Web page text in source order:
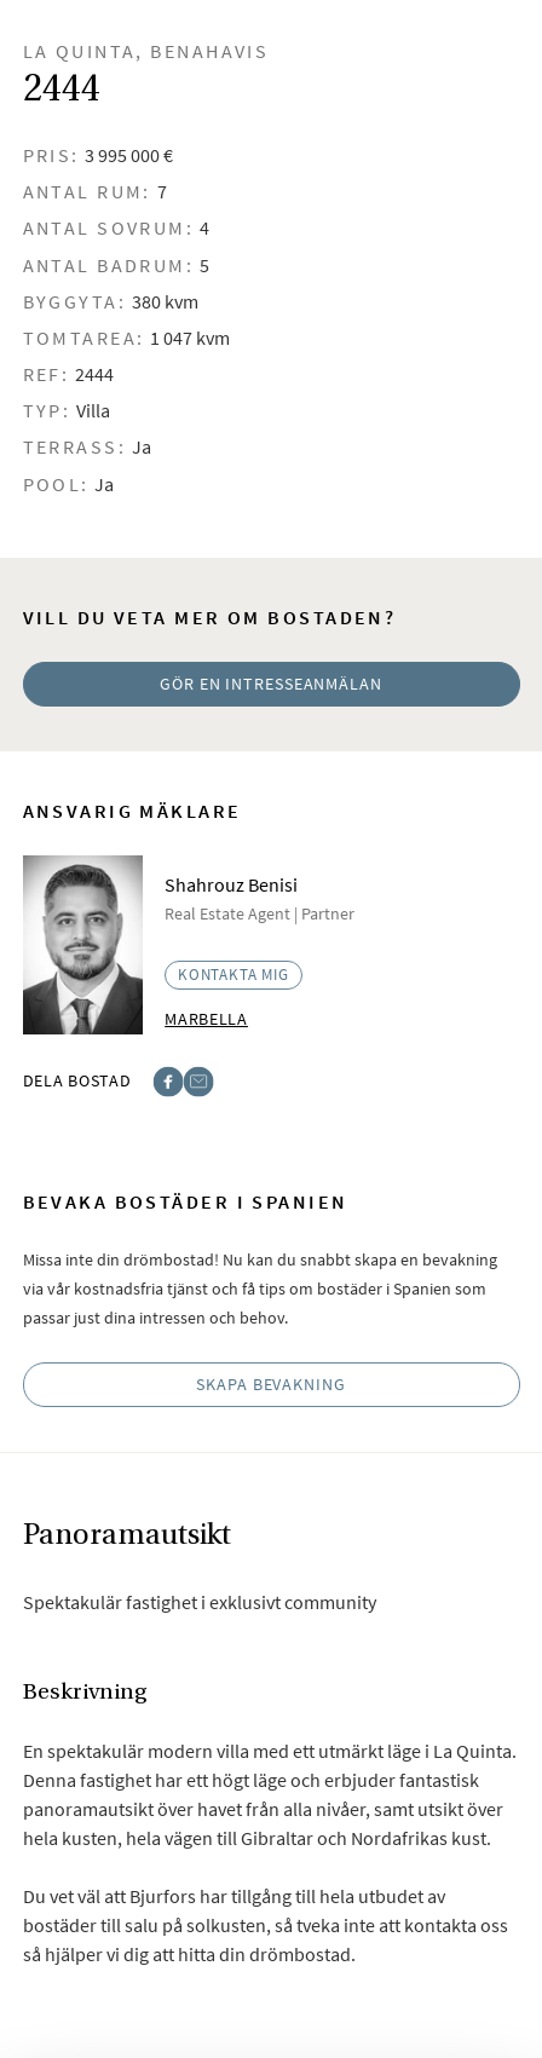
LA QUINTA, BENAHAVIS
2444
PRIS: 3 995 000 €
ANTAL RUM: 7
ANTAL SOVRUM: 4
ANTAL BADRUM: 5
BYGGYTA: 380 kvm
TOMTAREA: 1 047 kvm
REF: 2444
TYP: Villa
TERRASS: Ja
POOL: Ja
VILL DU VETA MER OM BOSTADEN?
GÖR EN INTRESSEANMÄLAN
ANSVARIG MÄKLARE
Shahrouz Benisi
Real Estate Agent | Partner
KONTAKTA MIG
MARBELLA
DELA BOSTAD
BEVAKA BOSTÄDER I SPANIEN
Missa inte din drömbostad! Nu kan du snabbt skapa en bevakning
via vår kostnadsfria tjänst och få tips om bostäder i Spanien som
passar just dina intressen och behov.
SKAPA BEVAKNING
Panoramautsikt
Spektakulär fastighet i exklusivt community
Beskrivning
En spektakulär modern villa med ett utmärkt läge i La Quinta.
Denna fastighet har ett högt läge och erbjuder fantastisk
panoramautsikt över havet från alla nivåer, samt utsikt över
hela kusten, hela vägen till Gibraltar och Nordafrikas kust.
Du vet väl att Bjurfors har tillgång till hela utbudet av
bostäder till salu på solkusten, så tveka inte att kontakta oss
så hjälper vi dig att hitta din drömbostad.